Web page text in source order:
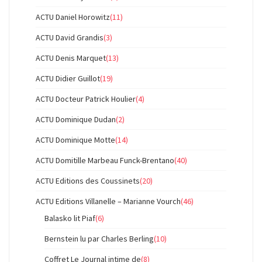
ACTU Daniel Horowitz(11)
ACTU David Grandis(3)
ACTU Denis Marquet(13)
ACTU Didier Guillot(19)
ACTU Docteur Patrick Houlier(4)
ACTU Dominique Dudan(2)
ACTU Dominique Motte(14)
ACTU Domitille Marbeau Funck-Brentano(40)
ACTU Editions des Coussinets(20)
ACTU Editions Villanelle – Marianne Vourch(46)
Balasko lit Piaf(6)
Bernstein lu par Charles Berling(10)
Coffret Le Journal intime de(8)